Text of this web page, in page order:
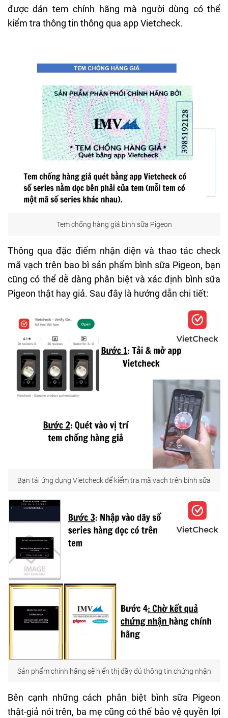
được dán tem chính hãng mà người dùng có thể
kiểm tra thông tin thông qua app Vietcheck.
Tem chống hàng giả bình sữa Pigeon
Thông qua đặc điểm nhận diện và thao tác check
mã vạch trên bao bì sản phẩm bình sữa Pigeon, bạn
cũng có thể dễ dàng phân biệt và xác định bình sữa
Pigeon thật hay giả. Sau đây là hướng dẫn chi tiết:
Bạn tải ứng dụng Vietcheck để kiểm tra mã vạch trên bình sữa
Sản phẩm chính hãng sẽ hiển thị đầy đủ thông tin chứng nhận
Bên cạnh những cách phân biệt bình sữa Pigeon
thật-giả nói trên, ba mẹ cũng có thể bảo vệ quyền lợi